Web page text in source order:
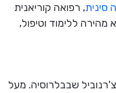
סינית, רפואה קוריאנית
ללימוד וטיפול,
צ'רנוביל שבבלרוסיה. מעל